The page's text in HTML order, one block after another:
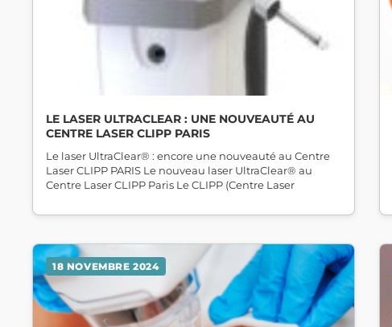
LE LASER ULTRACLEAR : UNE NOUVEAUTÉ AU
CENTRE LASER CLIPP PARIS
Le laser UltraClear® : encore une nouveauté au Centre
Laser CLIPP PARIS Le nouveau laser UltraClear® au
Centre Laser CLIPP Paris Le CLIPP (Centre Laser
18 NOVEMBRE 2024